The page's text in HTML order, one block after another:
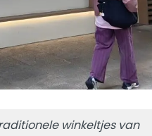
winkeltjes van